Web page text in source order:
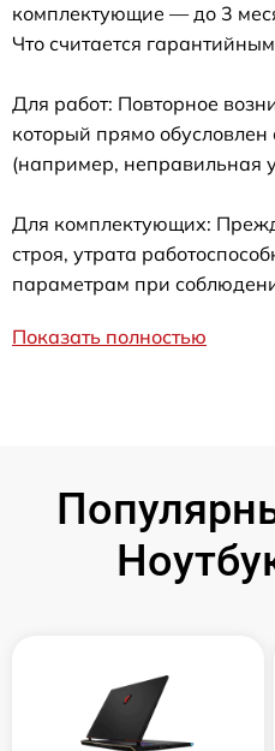
комплектующие — до 3
Что считается
Для работ: Повторное
который прямо
(например, неправильная
Для комплектующих:
строя, утрата
параметрам при
Показать полностью